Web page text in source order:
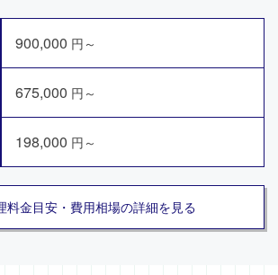
900,000 円～
675,000 円～
198,000 円～
料金目安・費用相場の詳細を見る